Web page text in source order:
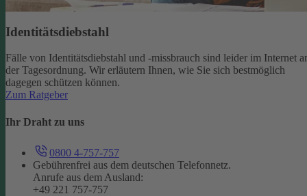
Identitätsdiebstahl
Fälle von Identitätsdiebstahl und -missbrauch sind leider im Internet
der Tagesordnung. Wir erläutern Ihnen, wie Sie sich bestmöglich
dagegen schützen können.
Zum Ratgeber
Ihr Draht zu uns
0800 4-757-757
Gebührenfrei aus dem deutschen Telefonnetz.
Anrufe aus dem Ausland:
+49 221 757-757